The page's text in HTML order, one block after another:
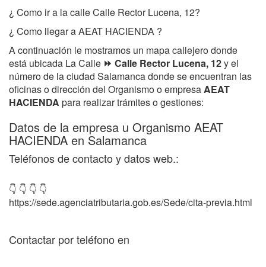
¿ Como ir a la calle Calle Rector Lucena, 12?
¿ Como llegar a AEAT HACIENDA ?
A continuación le mostramos un mapa callejero donde
está ubicada La Calle ⏩ Calle Rector Lucena, 12y el
número de la ciudad Salamanca donde se encuentran las
oficinas o dirección del Organismo o empresaAEAT
HACIENDA para realizar trámites o gestiones:
Datos de la empresa u Organismo AEAT
HACIENDA en Salamanca
Teléfonos de contacto y datos web.:
👇 👇 👇 👇
https://sede.agenciatributaria.gob.es/Sede/cita-previa.html
Contactar por teléfono en